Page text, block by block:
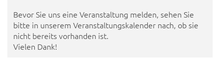
Bevor Sie uns eine Veranstaltung melden, sehen Sie
bitte in unserem Veranstaltungskalender nach, ob sie
nicht bereits vorhanden ist.
Vielen Dank!